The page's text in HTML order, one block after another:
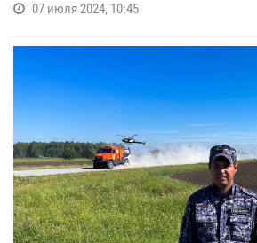
07 июля 2024, 10:45